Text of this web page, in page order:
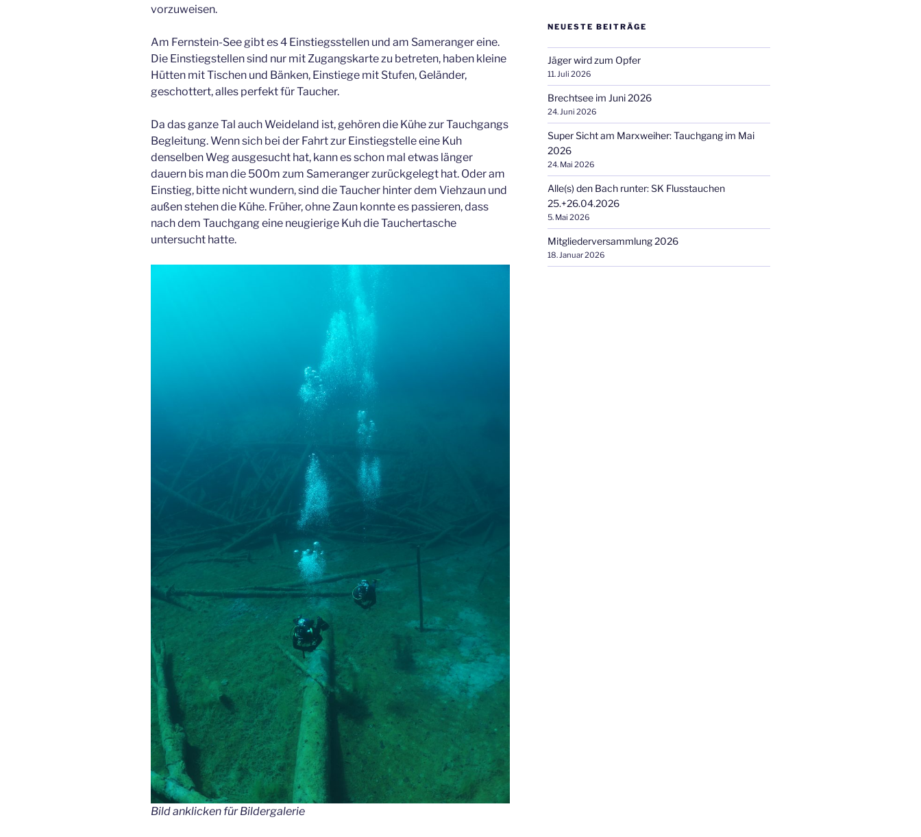
vorzuweisen.
Am Fernstein-See gibt es 4 Einstiegsstellen und am Sameranger eine.
Die Einstiegstellen sind nur mit Zugangskarte zu betreten, haben kleine
Hütten mit Tischen und Bänken, Einstiege mit Stufen, Geländer,
geschottert, alles perfekt für Taucher.
Da das ganze Tal auch Weideland ist, gehören die Kühe zur Tauchgangs
Begleitung. Wenn sich bei der Fahrt zur Einstiegstelle eine Kuh
denselben Weg ausgesucht hat, kann es schon mal etwas länger
dauern bis man die 500m zum Sameranger zurückgelegt hat. Oder am
Einstieg, bitte nicht wundern, sind die Taucher hinter dem Viehzaun und
außen stehen die Kühe. Früher, ohne Zaun konnte es passieren, dass
nach dem Tauchgang eine neugierige Kuh die Tauchertasche
untersucht hatte.
Bild anklicken für Bildergalerie
NEUESTE BEITRÄGE
Jäger wird zum Opfer
11. Juli 2026
Brechtsee im Juni 2026
24. Juni 2026
Super Sicht am Marxweiher: Tauchgang im Mai
2026
24. Mai 2026
Alle(s) den Bach runter: SK Flusstauchen
25.+26.04.2026
5. Mai 2026
Mitgliederversammlung 2026
18. Januar 2026